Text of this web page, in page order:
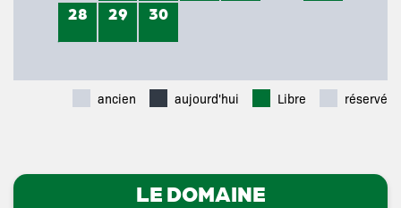
28
29 30
ancien aujourd'hui Libre réservé
LE DOMAINE